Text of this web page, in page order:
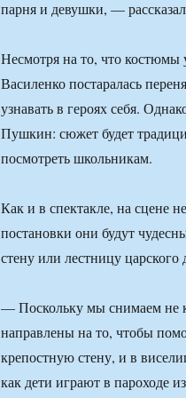
парня и девушки, —
Несмотря на то, что костюмы
Василенко постаралась
узнавать в героях себя.
Пушкин: сюжет будет
посмотреть школьникам.
Как и в спектакле, на сцене
постановки они будут
стену или лестницу царского
— Поскольку мы снимаем не
направлены на то, чтобы
крепостную стену, и в
как дети играют в пароходе